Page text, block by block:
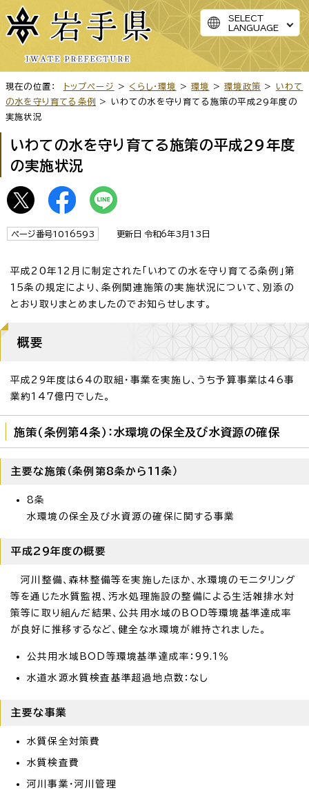
SELECT
LANGUAGE
現在の位置： トップページ > くらし・環境 >環境 >環境政策 >
いわて
の水を守り育てる条例
> いわての水を守り育てる施策の平成29年度の
実施状況
いわての水を守り育てる施策の平成29年度
の実施状況
ページ番号1016593 更新日 令和6年3月13日
平成20年12月に制定された「いわての水を守り育てる条例」第
15条の規定により、条例関連施策の実施状況について、別添の
とおり取りまとめましたのでお知らせします。
概要
平成29年度は64の取組・事業を実施し、うち予算事業は46事
業約147億円でした。
施策（条例第4条）：水環境の保全及び水資源の確保
主要な施策（条例第8条から11条）
8条
水環境の保全及び水資源の確保に関する事業
平成29年度の概要
河川整備、森林整備等を実施したほか、水環境のモニタリング
等を通じた水質監視、汚水処理施設の整備による生活雑排水対
策等に取り組んだ結果、公共用水域のBOD等環境基準達成率
が良好に推移するなど、健全な水環境が維持されました。
公共用水域BOD等環境基準達成率：99.1％
水道水源水質検査基準超過地点数：なし
主要な事業
水質保全対策費
水質検査費
河川事業・河川管理